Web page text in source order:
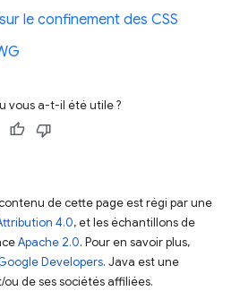
le confinement des CSS
vous a-t-il été utile ?
de cette page est régi par une
4.0, et les échantillons de
Apache 2.0. Pour en savoir plus,
Developers. Java est une
de ses sociétés affiliées.